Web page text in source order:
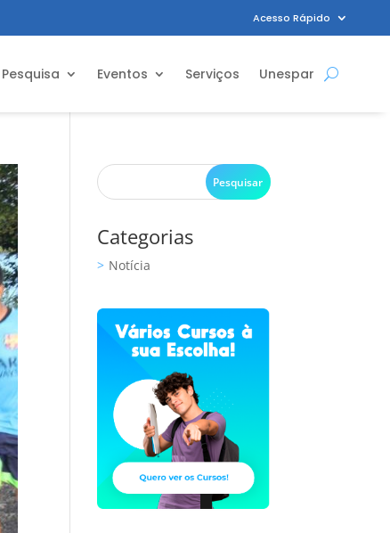
Acesso Rápido
Pesquisa Eventos Serviços Unespar
Categorias
Notícia